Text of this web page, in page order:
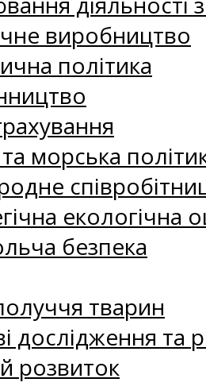
виробництво
політика
морська
екологічна
безпека
тварин
дослідження та
розвиток